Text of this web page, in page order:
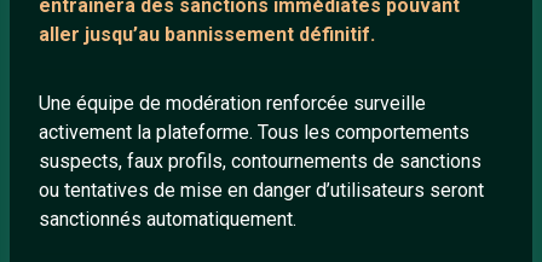
entraînera des sanctions immédiates pouvant
aller jusqu’au bannissement définitif.
Une équipe de modération renforcée surveille
activement la plateforme. Tous les comportements
suspects, faux profils, contournements de sanctions
ou tentatives de mise en danger d’utilisateurs seront
sanctionnés automatiquement.
Quotes
Nous contacter
ANNEXE
Network IRC